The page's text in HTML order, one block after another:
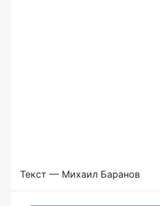
Текст — Михаил Баранов